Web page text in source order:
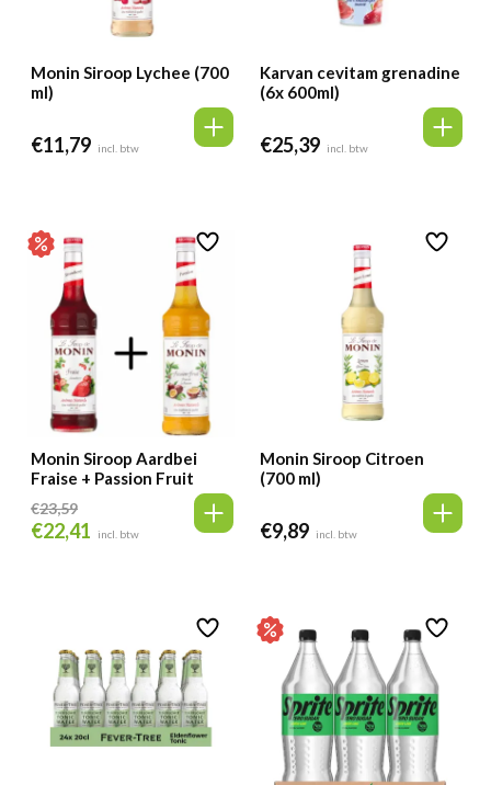
Monin Siroop Lychee (700
ml)
€11,79 incl. btw
Karvan cevitam grenadine
(6x 600ml)
€25,39 incl. btw
Monin Siroop Aardbei
Fraise + Passion Fruit
€23,59
Oorspronkelijke
€22,41 Huidige
incl. btw
Monin Siroop Citroen
(700 ml)
€9,89 incl. btw